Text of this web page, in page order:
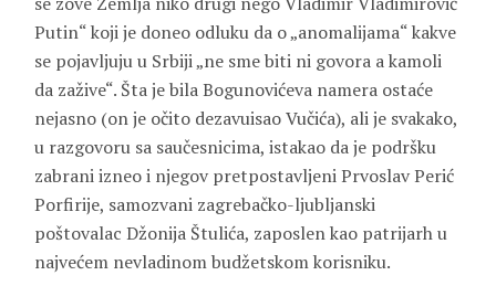
Putin“ koji je doneo odluku da o „anomalijama“ kakve
se pojavljuju u Srbiji „ne sme biti ni govora a kamoli
da zažive“. Šta je bila Bogunovićeva namera ostaće
nejasno (on je očito dezavuisao Vučića), ali je svakako,
u razgovoru sa saučesnicima, istakao da je podršku
zabrani izneo i njegov pretpostavljeni Prvoslav Perić
Porfirije, samozvani zagrebačko-ljubljanski
poštovalac Džonija Štulića, zaposlen kao patrijarh u
najvećem nevladinom budžetskom korisniku.